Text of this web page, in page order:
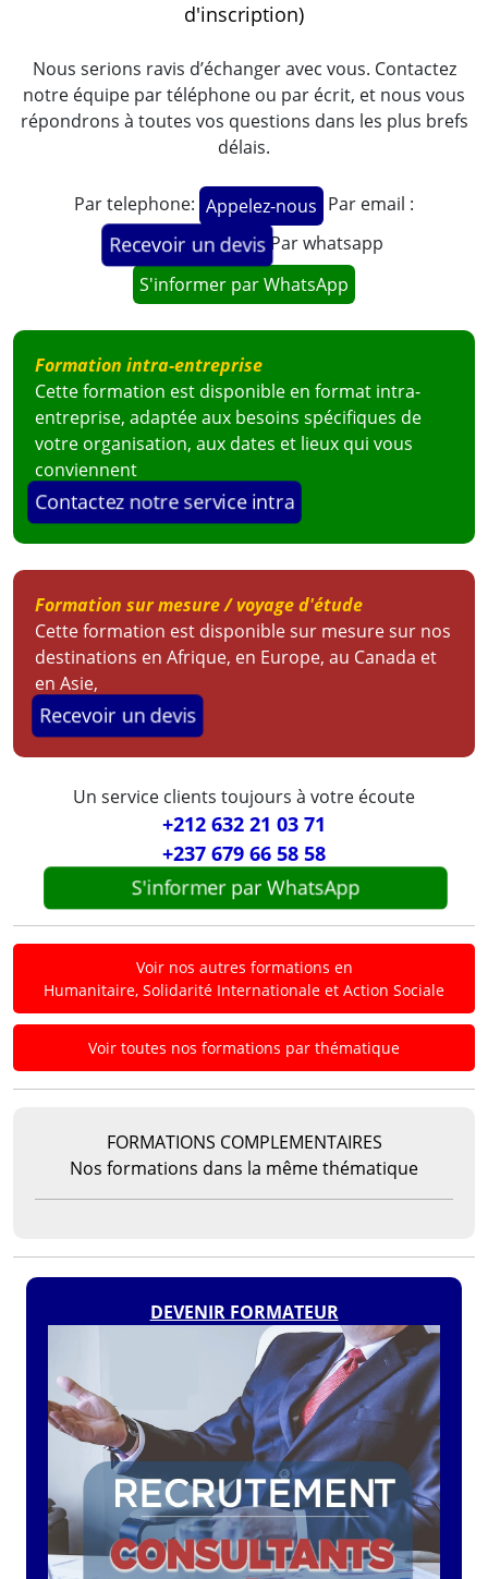
Mme Hilaria MEDJA MICHA MANGE
Responsable RH, Région Continentale
Gepetrol Seguros, Guinée Equatoriale
d'inscription)
Nous serions ravis d’échanger avec vous. Contactez
notre équipe par téléphone ou par écrit, et nous vous
répondrons à toutes vos questions dans les plus brefs
délais.
Par telephone: Appelez-nous Par email :
Recevoir un devis Par whatsapp
S'informer par WhatsApp
Formation intra-entreprise
Cette formation est disponible en format intra-
entreprise, adaptée aux besoins spécifiques de
votre organisation, aux dates et lieux qui vous
conviennent
Contactez notre service intra
Formation sur mesure / voyage d'étude
Cette formation est disponible sur mesure sur nos
destinations en Afrique, en Europe, au Canada et
en Asie,
Recevoir un devis
Un service clients toujours à votre écoute
+212 632 21 03 71
+237 679 66 58 58
S'informer par WhatsApp
Voir nos autres formations en
Humanitaire, Solidarité Internationale et Action Sociale
Voir toutes nos formations par thématique
FORMATIONS COMPLEMENTAIRES
Nos formations dans la même thématique
DEVENIR FORMATEUR